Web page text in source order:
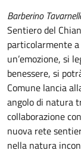
Barberino
Sentiero del
particolarmente a
un’emozione, si
benessere, si
Comune lancia
angolo di natura
collaborazione
nuova rete
nella natura